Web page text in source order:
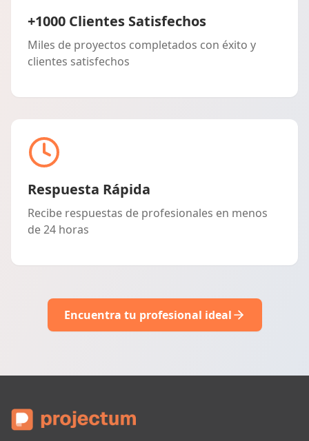
+1000 Clientes Satisfechos
Miles de proyectos completados con éxito y
clientes satisfechos
Respuesta Rápida
Recibe respuestas de profesionales en menos
de 24 horas
Encuentra tu profesional ideal